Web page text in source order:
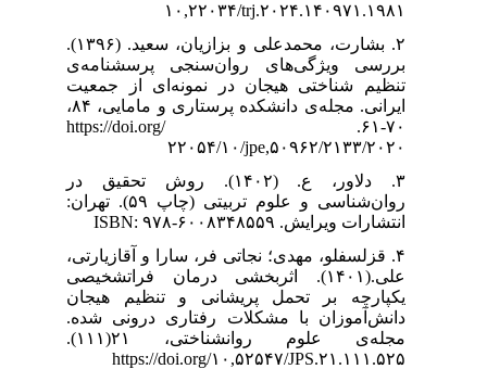
۲. بشارت، محمدعلی و بزازیان، سعید. (۱۳۹۶).
پرسشنامه‌ی
از جمعیت
ایرانی. مجله‌ی دانشکده پرستاری و مامایی، ۸۴،
۷۰-۶۱. https://doi.org/
روش تحقیق در
روان‌شناسی و علوم تربیتی (چاپ ۵۹). تهران:
و آقازیارتی،
فراتشخیصی
تنظیم هیجان
درونی شده.
مجله‌ی علوم روانشناختی، ۲۱(۱۱۱).